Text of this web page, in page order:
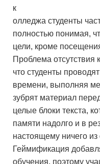
к
олледжа студенты
полностью понимая,
цели, кроме
Проблема отсутствия
что студенты
времени, выполняя
зубрят материал
целые блоки текста,
памяти надолго и в
настоящему ничего
Геймификация
обучения, поэтому